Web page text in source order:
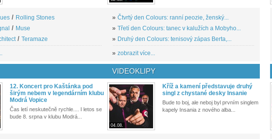
/ Rolling Stones
/ Muse
/ Teramaze
» Čtvrtý den Colours: ranní peozie, ženský...
» Třetí den Colours: tanec v kalužích a Mobyho...
» Druhý den Colours: tenisový zápas Berta,...
» zobrazit více...
12. Koncert pro Kaštánka pod
širým nebem v legendárním klubu
Modrá Vopice
Čas letí neskutečně rychle.... I letos se
bude 8. srpna v klubu Modrá...
VIDEOKLIPY
04.08.
Kříž a kamení představuje druhý
singl z chystané desky Insanie
Bude to boj, ale neboj byl prvním singlem
kapely Insania z nového alba...